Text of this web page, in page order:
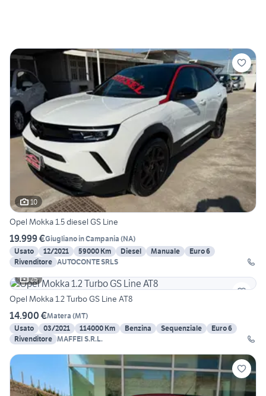
10
Opel Mokka 1.5 diesel GS Line
19.999 €Giugliano in Campania (NA)
Usato
12/2021 59000 Km Diesel Manuale
Euro 6
Rivenditore AUTOCONTE SRLS
25
Opel Mokka 1.2 Turbo GS Line AT8
14.900 €Matera (MT)
Usato
03/2021 114000 Km Benzina Sequenziale
Euro 6
Rivenditore MAFFEI S.R.L.